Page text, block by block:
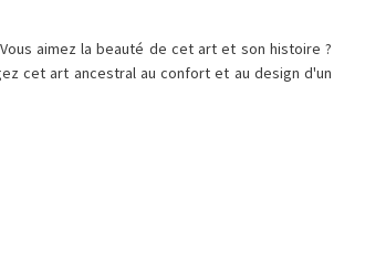
aimez la beauté de cet art et son histoire ?
cet art ancestral au confort et au design d'un